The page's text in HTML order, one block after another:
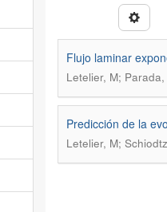
Flujo laminar
Letelier, M; Parada,
Predicción de la
Letelier, M;